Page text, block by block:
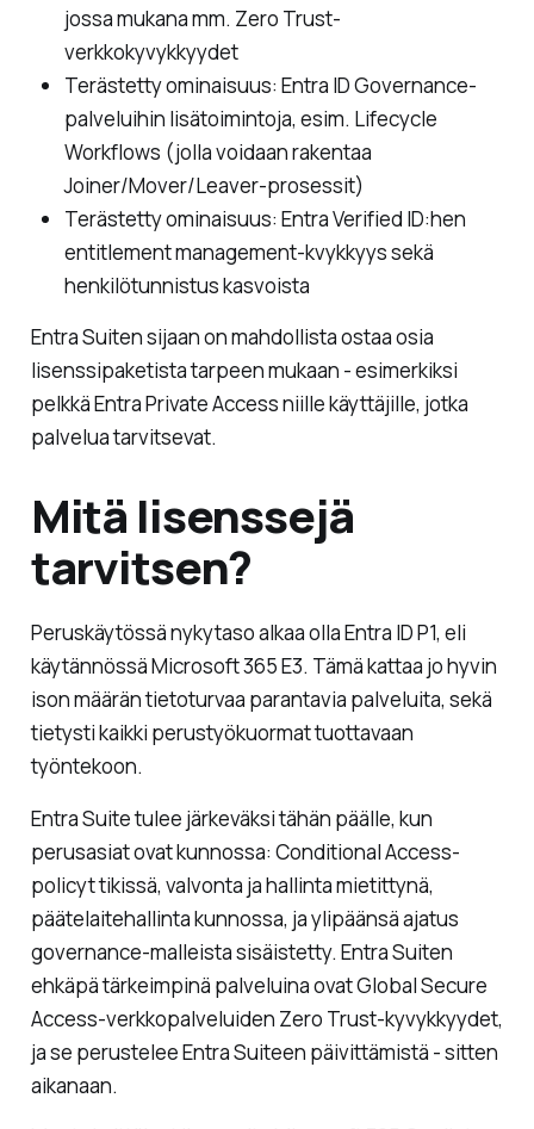
jossa mukana mm. Zero Trust-
verkkokyvykkyydet
Terästetty ominaisuus: Entra ID Governance-
palveluihin lisätoimintoja, esim. Lifecycle
Workflows (jolla voidaan rakentaa
Joiner/Mover/Leaver-prosessit)
Terästetty ominaisuus: Entra Verified ID:hen
entitlement management-kvykkyys sekä
henkilötunnistus kasvoista
Entra Suiten sijaan on mahdollista ostaa osia
lisenssipaketista tarpeen mukaan - esimerkiksi
pelkkä Entra Private Access niille käyttäjille, jotka
palvelua tarvitsevat.
Mitä lisenssejä
tarvitsen?
Peruskäytössä nykytaso alkaa olla Entra ID P1, eli
käytännössä Microsoft 365 E3. Tämä kattaa jo hyvin
ison määrän tietoturvaa parantavia palveluita, sekä
tietysti kaikki perustyökuormat tuottavaan
työntekoon.
Entra Suite tulee järkeväksi tähän päälle, kun
perusasiat ovat kunnossa: Conditional Access-
policyt tikissä, valvonta ja hallinta mietittynä,
päätelaitehallinta kunnossa, ja ylipäänsä ajatus
governance-malleista sisäistetty. Entra Suiten
ehkäpä tärkeimpinä palveluina ovat Global Secure
Access-verkkopalveluiden Zero Trust-kyvykkyydet,
ja se perustelee Entra Suiteen päivittämistä - sitten
aikanaan.